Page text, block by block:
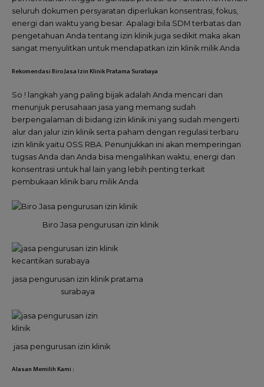
seluruh dokumen persyaratan diperlukan konsentrasi, fokus,
energi dan waktu yang besar. Apalagi bila SDM terbatas dan
pengetahuan Anda tentang izin klinik juga sedikit maka akan
sangat menyulitkan untuk mendapatkan izin klinik milik Anda
Rekomendasi Biro Jasa Izin Klinik Pratama Surabaya
So ! langkah yang paling bijak adalah Anda mencari dan
menunjuk perusahaan jasa yang memang sudah
berpengalaman di bidang izin klinik ini yang sudah mengerti
alur dan jalur izin klinik serta paham dengan regulasi terbaru
izin klinik yaitu OSS RBA. Penunjukkan ini akan memperingan
tugsas Anda dan Anda bisa mengalihkan waktu, energi dan
konsentrasi untuk hal lain yang lebih penting terkait
pembukaan klinik baru milik Anda
Biro Jasa pengurusan izin klinik
jasa pengurusan izin klinik pratama
surabaya
jasa pengurusan izin klinik
Alasan Memilih Kami :